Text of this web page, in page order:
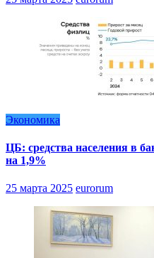
Экономика
ЦБ: средства населения в
на 1,9%
25 марта 2025 eurorum